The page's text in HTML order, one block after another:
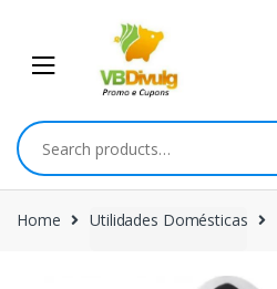
navigation
content
Search
for:
Home Utilidades Domésticas